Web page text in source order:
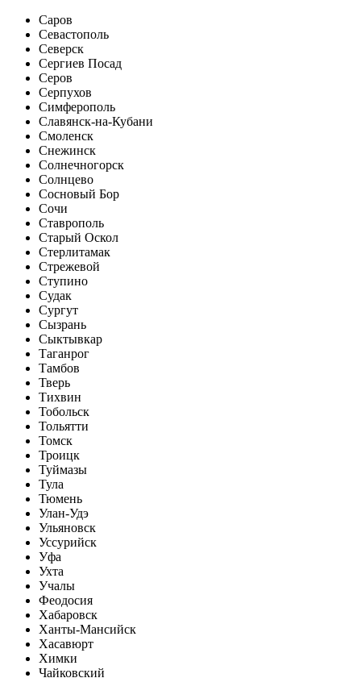
Саров
Севастополь
Северск
Сергиев Посад
Серов
Серпухов
Симферополь
Славянск-на-Кубани
Смоленск
Снежинск
Солнечногорск
Солнцево
Сосновый Бор
Сочи
Ставрополь
Старый Оскол
Стерлитамак
Стрежевой
Ступино
Судак
Сургут
Сызрань
Сыктывкар
Таганрог
Тамбов
Тверь
Тихвин
Тобольск
Тольятти
Томск
Троицк
Туймазы
Тула
Тюмень
Улан-Удэ
Ульяновск
Уссурийск
Уфа
Ухта
Учалы
Феодосия
Хабаровск
Ханты-Мансийск
Хасавюрт
Химки
Чайковский